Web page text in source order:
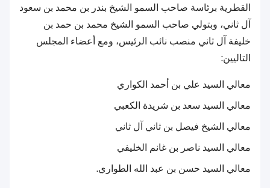
القطرية برئاسة صاحب السمو الشيخ بندر بن محمد بن سعود
آل ثاني، وبتولي صاحب السمو الشيخ محمد بن حمد بن
خليفة آل ثاني منصب نائب الرئيس، ومع أعضاء المجلس
التاليين:
معالي السيد علي بن أحمد الكواري
معالي السيد سعد بن شريدة الكعبي
معالي الشيخ فيصل بن ثاني آل ثاني
معالي السيد ناصر بن غانم الخليفي
معالي السيد حسن بن عبد الله الطواري.